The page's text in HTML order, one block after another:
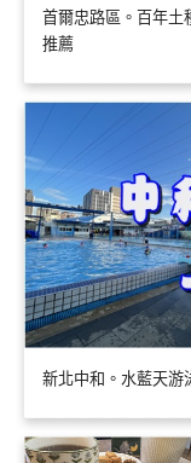
首爾忠路區。百年土
推薦
新北中和。水藍天游